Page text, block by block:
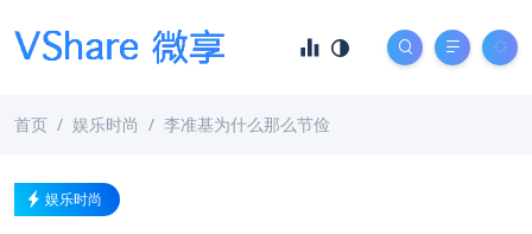
首页 娱乐时尚 李准基为什么那么节俭
娱乐时尚